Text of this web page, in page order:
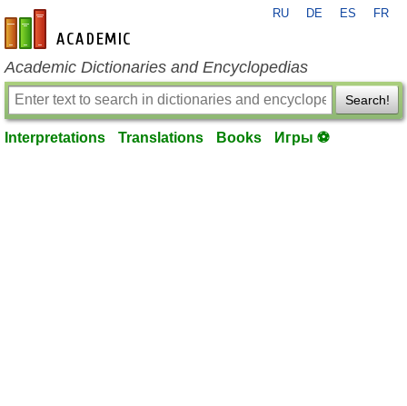
en-academic.com
RU DE ES FR
Academic Dictionaries and Encyclopedias
Search!
Interpretations Translations Books Игры ⚽